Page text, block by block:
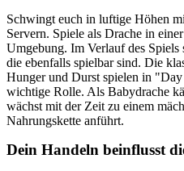
Schwingt euch in luftige Höhen
Servern. Spiele als Drache in
Umgebung. Im Verlauf des Spiels
die ebenfalls spielbar sind. Die
Hunger und Durst spielen in
wichtige Rolle. Als Babydrache
wächst mit der Zeit zu einem
Nahrungskette anführt.
Dein Handeln beinflusst